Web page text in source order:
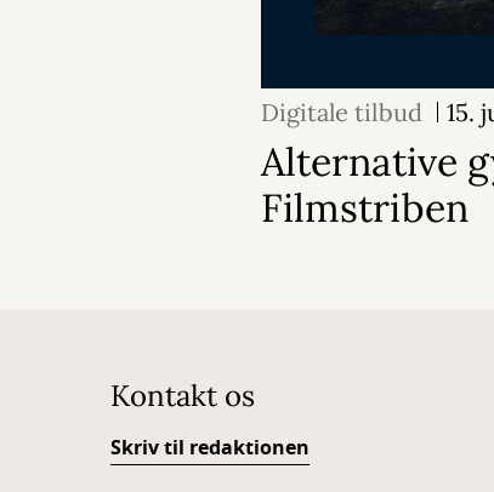
Digitale tilbud 15.
Alternative
Filmstriben
Kontakt os
Skriv til redaktionen